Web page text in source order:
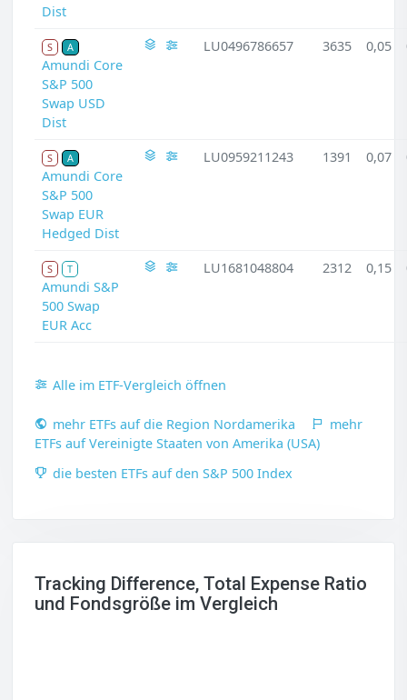
Dist
S A
Amundi Core
S&P 500
Swap USD
Dist
LU0496786657 3635 0,05
S A
Amundi Core
S&P 500
Swap EUR
Hedged Dist
LU0959211243 1391 0,07
S T
Amundi S&P
500 Swap
EUR Acc
LU1681048804 2312 0,15
Alle im ETF-Vergleich öffnen
mehr ETFs auf die Region Nordamerika
mehr
ETFs auf Vereinigte Staaten von Amerika (USA)
die besten ETFs auf den S&P 500 Index
Tracking Difference, Total Expense Ratio
und Fondsgröße im Vergleich